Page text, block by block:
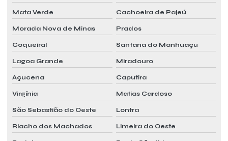
Mata Verde Cachoeira de Pajeú
Morada Nova de Minas Prados
Coqueiral Santana do Manhuaçu
Lagoa Grande Miradouro
Açucena Caputira
Virgínia Matias Cardoso
São Sebastião do Oeste Lontra
Riacho dos Machados Limeira do Oeste